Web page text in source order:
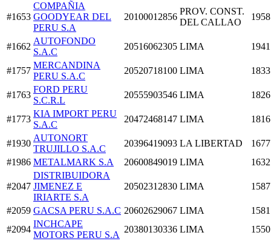
#1653
COMPAÑIA
GOODYEAR DEL
PERU S.A
20100012856
PROV. CONST.
DEL CALLAO
#1662
AUTOFONDO
S.A.C
20516062305 LIMA
#1757
MERCANDINA
PERU S.A.C
20520718100 LIMA
#1763
FORD PERU
S.C.R.L
20555903546 LIMA
#1773
KIA IMPORT PERU
S.A.C
20472468147 LIMA
#1930
AUTONORT
TRUJILLO S.A.C
20396419093 LA LIBERTAD
#1986 METALMARK S.A 20600849019 LIMA
#2047
DISTRIBUIDORA
JIMENEZ E
IRIARTE S.A
20502312830 LIMA
#2059 GACSA PERU S.A.C 20602629067 LIMA
#2094
INCHCAPE
MOTORS PERU S.A
20380130336 LIMA